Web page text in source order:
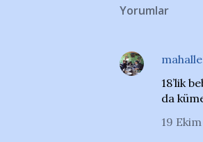
Yorumlar
18’lik
da
19